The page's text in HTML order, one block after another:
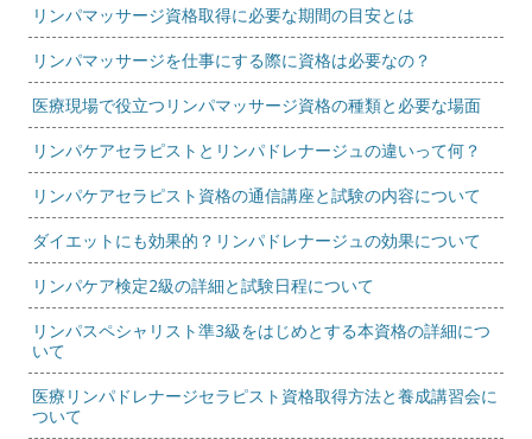
リンパマッサージ資格取得に必要な期間の目安とは
リンパマッサージを仕事にする際に資格は必要なの？
医療現場で役立つリンパマッサージ資格の種類と必要な場面
リンパケアセラピストとリンパドレナージュの違いって何？
リンパケアセラピスト資格の通信講座と試験の内容について
ダイエットにも効果的？リンパドレナージュの効果について
リンパケア検定2級の詳細と試験日程について
リンパスペシャリスト準3級をはじめとする本資格の詳細につ
いて
医療リンパドレナージセラピスト資格取得方法と養成講習会に
ついて